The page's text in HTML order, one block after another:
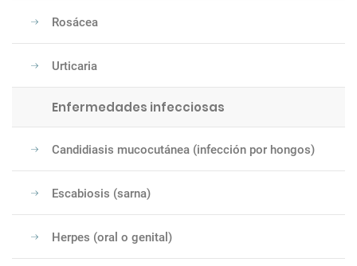
Rosácea
Urticaria
Enfermedades infecciosas
Candidiasis mucocutánea (infección por hongos)
Escabiosis (sarna)
Herpes (oral o genital)